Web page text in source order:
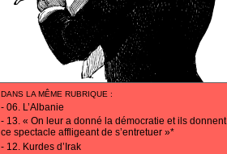
DANS LA MÊME RUBRIQUE :
- 06. L’Albanie
- 13. « On leur a donné la démocratie et ils donnent
ce spectacle affligeant de s’entretuer »*
- 12. Kurdes d’Irak